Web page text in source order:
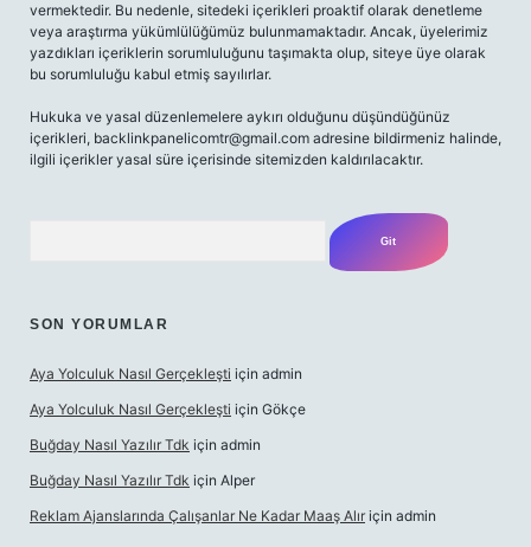
vermektedir. Bu nedenle, sitedeki içerikleri proaktif olarak denetleme
veya araştırma yükümlülüğümüz bulunmamaktadır. Ancak, üyelerimiz
yazdıkları içeriklerin sorumluluğunu taşımakta olup, siteye üye olarak
bu sorumluluğu kabul etmiş sayılırlar.
Hukuka ve yasal düzenlemelere aykırı olduğunu düşündüğünüz
içerikleri, backlinkpanelicomtr@gmail.com adresine bildirmeniz halinde,
ilgili içerikler yasal süre içerisinde sitemizden kaldırılacaktır.
SON YORUMLAR
Aya Yolculuk Nasıl Gerçekleşti için admin
Aya Yolculuk Nasıl Gerçekleşti için Gökçe
Buğday Nasıl Yazılır Tdk için admin
Buğday Nasıl Yazılır Tdk için Alper
Reklam Ajanslarında Çalışanlar Ne Kadar Maaş Alır için admin